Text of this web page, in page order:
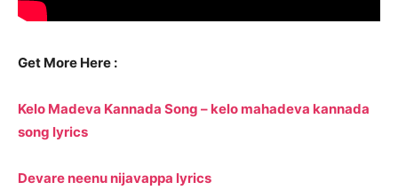
Get More Here :
Kelo Madeva Kannada Song – kelo mahadeva kannada
song lyrics
Devare neenu nijavappa lyrics